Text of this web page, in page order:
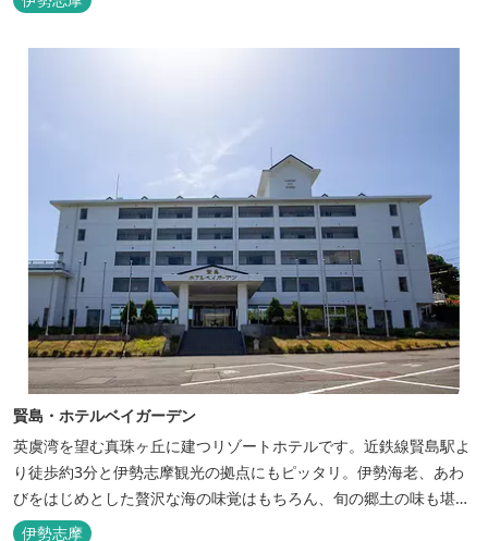
賢島・ホテルベイガーデン
英虞湾を望む真珠ヶ丘に建つリゾートホテルです。近鉄線賢島駅よ
り徒歩約3分と伊勢志摩観光の拠点にもピッタリ。伊勢海老、あわ
びをはじめとした贅沢な海の味覚はもちろん、旬の郷土の味も堪能
できます。
伊勢志摩